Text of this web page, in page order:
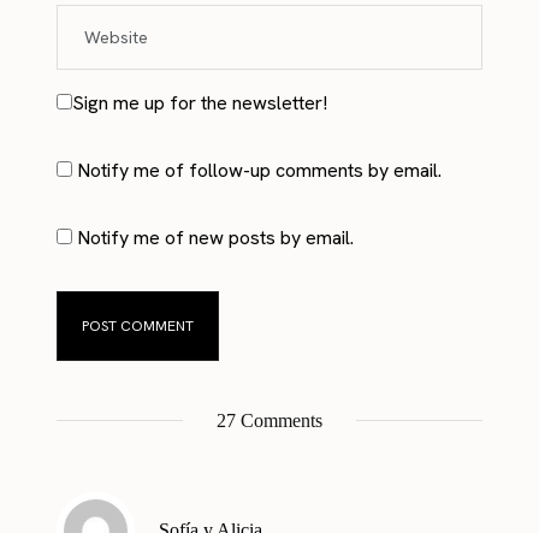
Sign me up for the newsletter!
Notify me of follow-up comments by email.
Notify me of new posts by email.
27 Comments